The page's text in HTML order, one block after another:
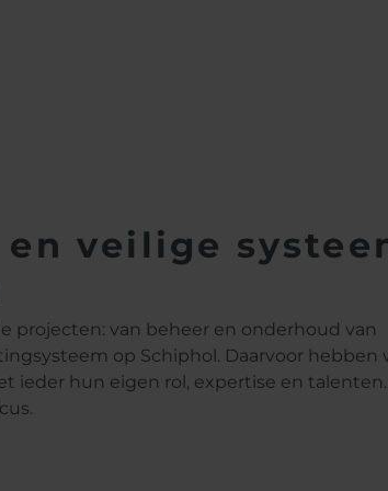
veilige
projecten: van beheer en onderhoud van
op Schiphol. Daarvoor hebben
ieder hun eigen rol, expertise en